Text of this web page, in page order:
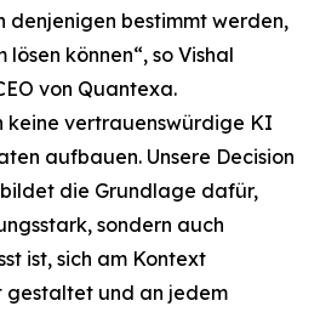
denjenigen bestimmt werden,
können“, so Vishal
von Quantexa.
keine vertrauenswürdige KI
aufbauen. Unsere Decision
die Grundlage dafür,
sondern auch
ist, sich am Kontext
und an jedem